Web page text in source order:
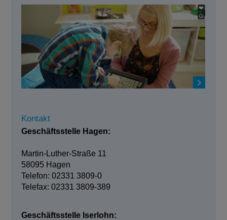
Kontakt
Geschäftsstelle Hagen:
Martin-Luther-Straße 11
58095 Hagen
Telefon: 02331 3809-0
Telefax: 02331 3809-389
Geschäftsstelle Iserlohn: